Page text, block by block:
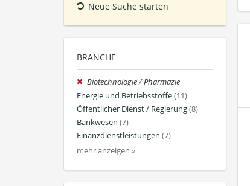
Neue Suche starten
BRANCHE
Biotechnologie / Pharmazie
Energie und Betriebsstoffe(11)
Öffentlicher Dienst / Regierung(8)
Bankwesen (7)
Finanzdienstleistungen (7)
mehr anzeigen »